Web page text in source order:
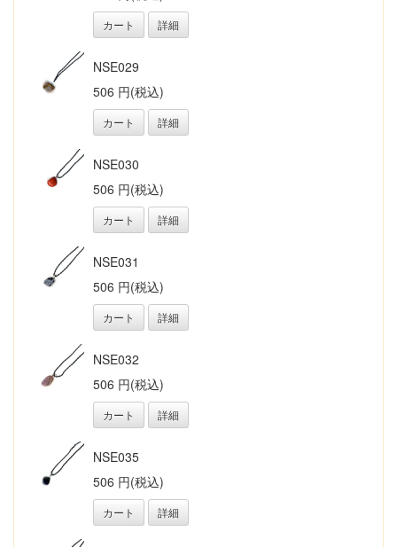
カート 詳細
NSE029
506 円(税込)
カート 詳細
NSE030
506 円(税込)
カート 詳細
NSE031
506 円(税込)
カート 詳細
NSE032
506 円(税込)
カート 詳細
NSE035
506 円(税込)
カート 詳細